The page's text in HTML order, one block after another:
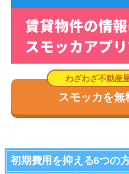
スモッカを無
初期費用を抑える6つの